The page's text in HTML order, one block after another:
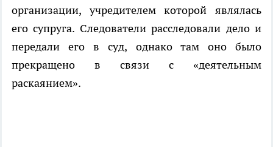
организации, учредителем которой являлась
его супруга. Следователи расследовали дело и
передали его в суд, однако там оно было
прекращено в связи с «деятельным
раскаянием».